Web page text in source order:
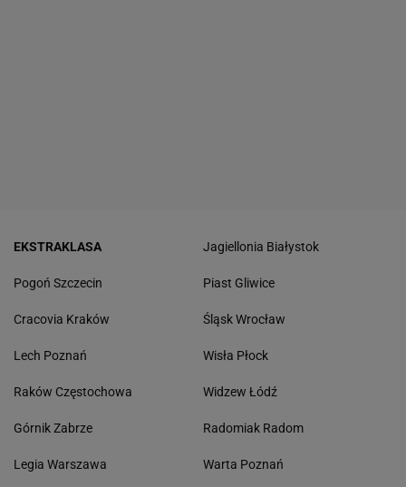
EKSTRAKLASA
Pogoń Szczecin
Cracovia Kraków
Lech Poznań
Raków Częstochowa
Górnik Zabrze
Legia Warszawa
Jagiellonia Białystok
Piast Gliwice
Śląsk Wrocław
Wisła Płock
Widzew Łódź
Radomiak Radom
Warta Poznań